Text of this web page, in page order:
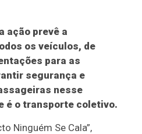
ação prevê a
os veículos, de
para as
segurança e
nesse
é o transporte coletivo.
Ninguém Se Cala”,